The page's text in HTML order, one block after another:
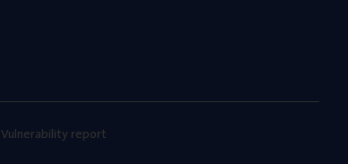
Vulnerability report